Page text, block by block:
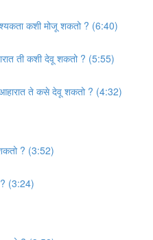
कशी मोजू शकतो ? (6:40)
ती कशी देवू शकतो ? (5:55)
आहारात ते कसे देवू शकतो ? (4:32)
? (3:52)
? (3:24)